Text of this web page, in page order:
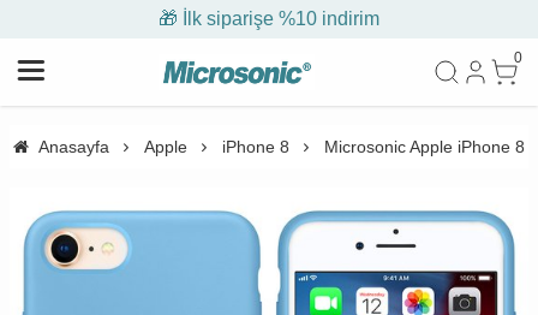
🎁 İlk siparişe %10 indirim
0
Anasayfa Apple iPhone 8 Microsonic Apple iPhone 8